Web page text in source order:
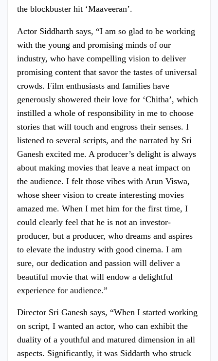
the blockbuster hit ‘Maaveeran’.
Actor Siddharth says, “I am so glad to be working
with the young and promising minds of our
industry, who have compelling vision to deliver
promising content that savor the tastes of universal
crowds. Film enthusiasts and families have
generously showered their love for ‘Chitha’, which
instilled a whole of responsibility in me to choose
stories that will touch and engross their senses. I
listened to several scripts, and the narrated by Sri
Ganesh excited me. A producer’s delight is always
about making movies that leave a neat impact on
the audience. I felt those vibes with Arun Viswa,
whose sheer vision to create interesting movies
amazed me. When I met him for the first time, I
could clearly feel that he is not an investor-
producer, but a producer, who dreams and aspires
to elevate the industry with good cinema. I am
sure, our dedication and passion will deliver a
beautiful movie that will endow a delightful
experience for audience.”
Director Sri Ganesh says, “When I started working
on script, I wanted an actor, who can exhibit the
duality of a youthful and matured dimension in all
aspects. Significantly, it was Siddarth who struck